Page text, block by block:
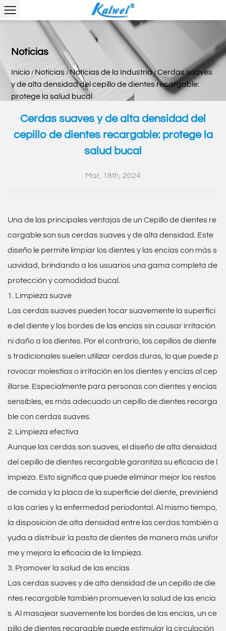
Noticias
Inicio / Noticias /Noticias de la Industria/Cerdas suaves
y de alta densidad del cepillo de dientes recargable:
protege la salud bucal
Cerdas suaves y de alta densidad del
cepillo de dientes recargable: protege la
salud bucal
Mar, 18th, 2024
Una de las principales ventajas de un Cepillo de dientes re
cargableson sus cerdas suaves y de alta densidad. Este
diseño le permite limpiar los dientes y las encías con más s
uavidad, brindando a los usuarios una gama completa de
protección y comodidad bucal.
1. Limpieza suave
Las cerdas suaves pueden tocar suavemente la superfici
e del diente y los bordes de las encías sin causar irritación
ni daño a los dientes. Por el contrario, los cepillos de diente
s tradicionales suelen utilizar cerdas duras, lo que puede p
rovocar molestias o irritación en los dientes y encías al cep
illarse. Especialmente para personas con dientes y encías
sensibles, es más adecuado un cepillo de dientes recarga
ble con cerdas suaves.
2. Limpieza efectiva
Aunque las cerdas son suaves, el diseño de alta densidad
del cepillo de dientes recargable garantiza su eficacia de l
impieza. Esto significa que puede eliminar mejor los restos
de comida y la placa de la superficie del diente, previniend
o las caries y la enfermedad periodontal. Al mismo tiempo,
la disposición de alta densidad entre las cerdas también a
yuda a distribuir la pasta de dientes de manera más unifor
me y mejora la eficacia de la limpieza.
3. Promover la salud de las encías
Las cerdas suaves y de alta densidad de un cepillo de die
ntes recargable también promueven la salud de las encía
s. Al masajear suavemente los bordes de las encías, un ce
pillo de dientes recargable puede estimular la circulación